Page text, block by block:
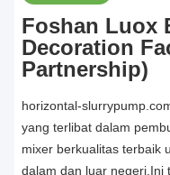
Foshan Luox
Decoration
Partnership)
horizontal-
yang terlibat dalam
mixer berkualitas terbaik
dalam dan luar negeri.Ini